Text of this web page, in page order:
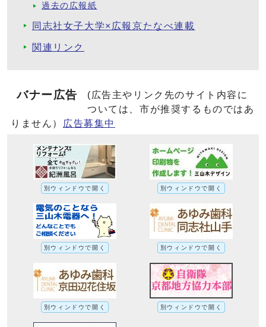
過去の広報紙
同志社女子大学×広報京たなべ連載
関連リンク
バナー広告
(広告主やリンク先のサイト内容に
ついては、市が推奨するものではあ
りません）
広告募集中
別ウィンドウで開く 別ウィンドウで開く
別ウィンドウで開く 別ウィンドウで開く
別ウィンドウで開く 別ウィンドウで開く